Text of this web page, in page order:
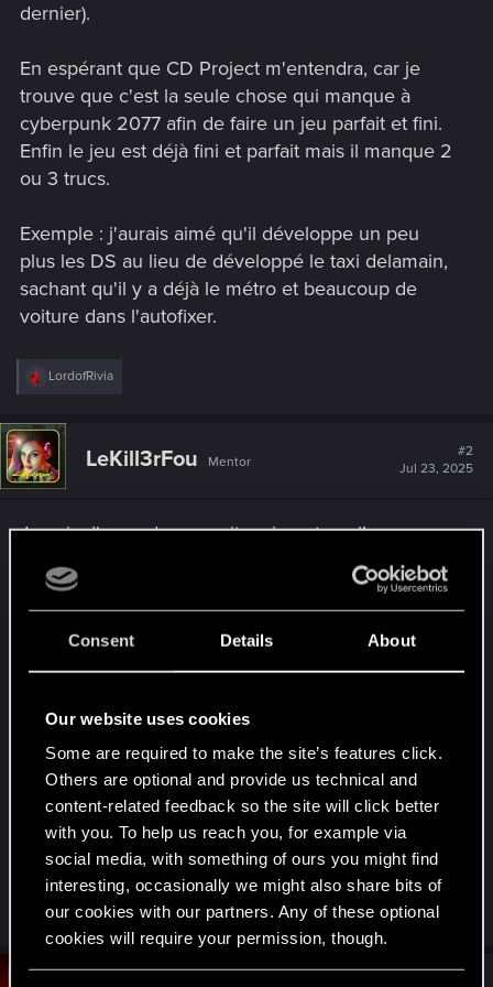
Consent Details About
Our website uses cookies
Some are required to make the site’s features click.
Others are optional and provide us technical and
content-related feedback so the site will click better
with you. To help us reach you, for example via
social media, with something of ours you might find
interesting, occasionally we might also share bits of
our cookies with our partners. Any of these optional
cookies will require your permission, though.
dernier).
En espérant que CD Project m'entendra, car je
trouve que c'est la seule chose qui manque à
cyberpunk 2077 afin de faire un jeu parfait et fini.
Enfin le jeu est déjà fini et parfait mais il manque 2
ou 3 trucs.
Exemple : j'aurais aimé qu'il développe un peu
plus les DS au lieu de développé le taxi delamain,
sachant qu'il y a déjà le métro et beaucoup de
voiture dans l'autofixer.
R
c
t
i
o
:
LordofRivia
LeKill3rFou Mentor
#2
Jul 23, 2025
Je suis d'accord, ça serait vraiment cool!
Mais le gros problème, c'est que ces BDs existe
pas.... Et que contrairement à la conduite auto ou
les taxi Delamain, le problème c'est qu'à moins se
se contenter de BD "muette", pour les créer, il
faudrait enregistrer les dialogues et ça, ça coute
dispo dans 11 langues.
C'est pas pour rien qu'il n'y a pas eu de contenu
nécessitant du doublage ajouté dans les dernières
mises à jours. D'ailleurs même les rendez vous
avec les romances, c'est des dialogues qui
existaient déjà dans le jeu et qui ont été réutilisé
(aucune nouvelle ligne de dialogue)